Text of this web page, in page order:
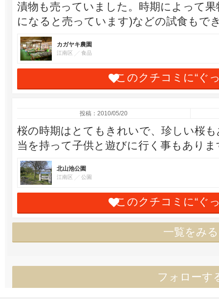
漬物も売っていました。時期によって
になると売っています)などの試食もで
カガヤキ農園
江南区 食品
このクチコミに“ぐ
投稿：2010/05/20
桜の時期はとてもきれいで、珍しい桜
当を持って子供と遊びに行く事もありま
北山池公園
江南区 公園
このクチコミに“ぐ
一覧をみる
フォローす